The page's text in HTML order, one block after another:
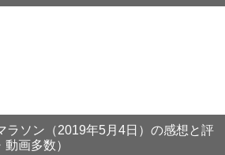
ラソン（2019年5月4日）の感想と評
画多数）